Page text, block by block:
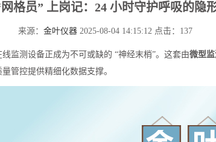
格员” 上岗记：24 小时守护呼吸的隐
来源： 金叶仪器 2025-08-04 14:15:12 点击：137
监测设备正成为不可或缺的 “神经末梢”。这套由微型
管控提供精细化数据支撑。